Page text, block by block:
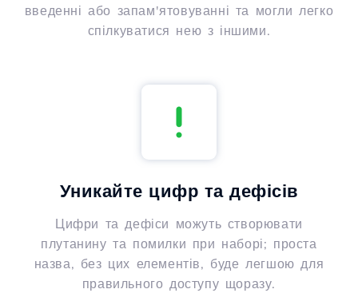
введенні або запам'ятовуванні та могли легко
спілкуватися нею з іншими.
Уникайте цифр та дефісів
Цифри та дефіси можуть створювати
плутанину та помилки при наборі; проста
назва, без цих елементів, буде легшою для
правильного доступу щоразу.